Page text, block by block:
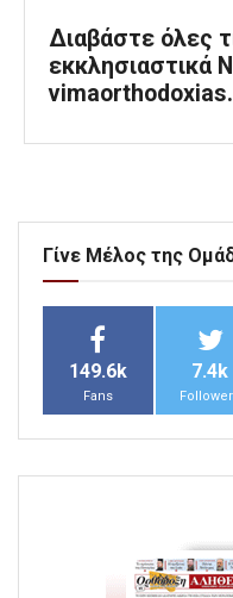
Διαβάστε όλες
εκκλησιαστικά
Γίνε Μέλος της
149.6k
Fans
7.4k